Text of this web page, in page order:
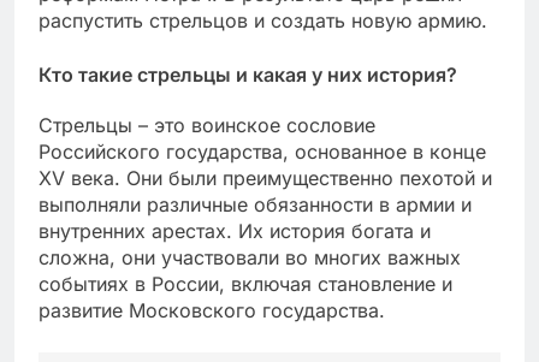
распустить стрельцов и создать новую армию.
Кто такие стрельцы и какая у них история?
Стрельцы – это воинское сословие
Российского государства, основанное в конце
XV века. Они были преимущественно пехотой и
выполняли различные обязанности в армии и
внутренних арестах. Их история богата и
сложна, они участвовали во многих важных
событиях в России, включая становление и
развитие Московского государства.